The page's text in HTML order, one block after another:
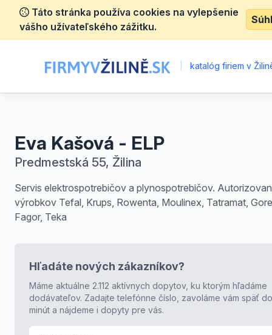
Táto stránka používa cookies na vylepšenie
vášho užívateľského zážitku.
katalóg firiem v
Eva Kašová - ELP
Predmestská 55, Žilina
Servis elektrospotrebičov a plynospotrebičov.
výrobkov Tefal, Krups, Rowenta, Moulinex, Tatramat,
Fagor, Teka
Hľadáte nových zákazníkov?
Máme aktuálne 2.112 aktívnych dopytov, ku ktorým hľadáme
dodávateľov. Zadajte telefónne číslo, zavoláme vám späť
minút a nájdeme i dopyty pre vás.